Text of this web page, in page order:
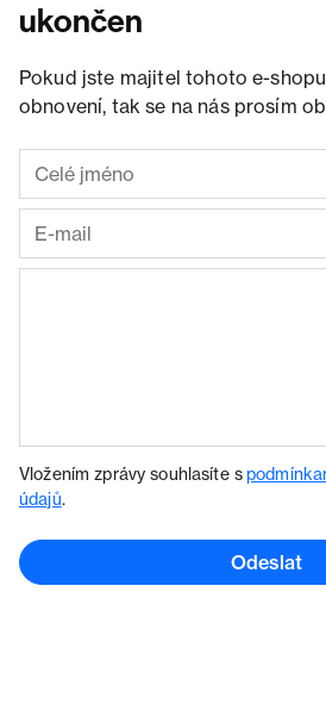
ukončen
Pokud jste majitel tohoto e-
obnovení, tak se na nás prosím
Vložením zprávy souhlasíte s
údajů.
Odeslat